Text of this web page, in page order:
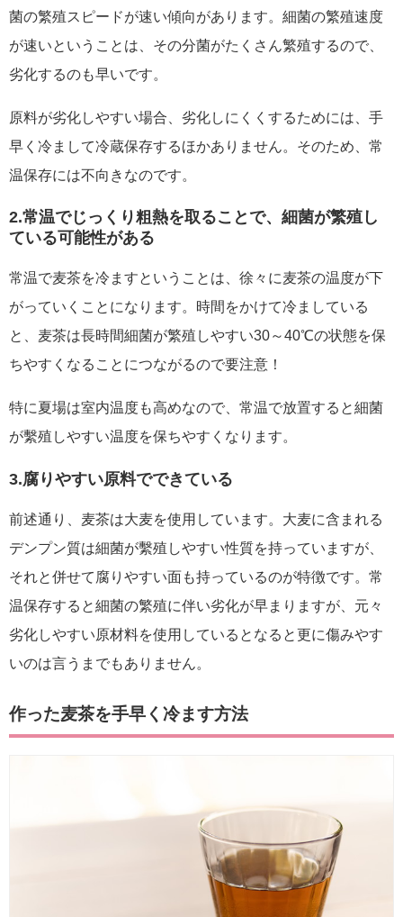
菌の繁殖スピードが速い傾向があります。細菌の繁殖速度
が速いということは、その分菌がたくさん繁殖するので、
劣化するのも早いです。
原料が劣化しやすい場合、劣化しにくくするためには、手
早く冷まして冷蔵保存するほかありません。そのため、常
温保存には不向きなのです。
2.常温でじっくり粗熱を取ることで、細菌が繁殖し
ている可能性がある
常温で麦茶を冷ますということは、徐々に麦茶の温度が下
がっていくことになります。時間をかけて冷ましている
と、麦茶は長時間細菌が繁殖しやすい30～40℃の状態を保
ちやすくなることにつながるので要注意！
特に夏場は室内温度も高めなので、常温で放置すると細菌
が繫殖しやすい温度を保ちやすくなります。
3.腐りやすい原料でできている
前述通り、麦茶は大麦を使用しています。大麦に含まれる
デンプン質は細菌が繫殖しやすい性質を持っていますが、
それと併せて腐りやすい面も持っているのが特徴です。常
温保存すると細菌の繁殖に伴い劣化が早まりますが、元々
劣化しやすい原材料を使用しているとなると更に傷みやす
いのは言うまでもありません。
作った麦茶を手早く冷ます方法